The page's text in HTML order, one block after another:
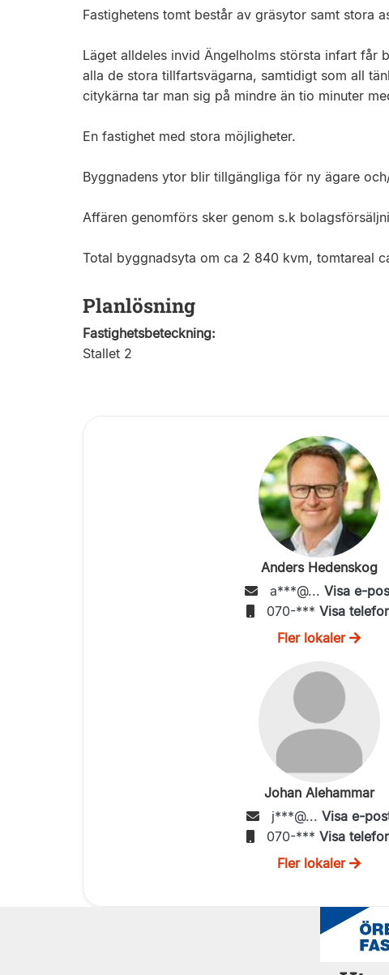
Fastighetens tomt består av gräsytor samt stora
Läget alldeles invid Ängelholms största infart får
alla de stora tillfartsvägarna, samtidigt som all
citykärna tar man sig på mindre än tio minuter
En fastighet med stora möjligheter.
Byggnadens ytor blir tillgängliga för ny ägare
Affären genomförs sker genom s.k
Total byggnadsyta om ca 2 840 kvm, tomtareal
Planlösning
Fastighetsbeteckning:
Stallet 2
Anders Hedenskog
a***@... Visa e-
070-*** Visa
Fler lokaler
Johan Alehammar
j***@... Visa e-
070-*** Visa
Fler lokaler